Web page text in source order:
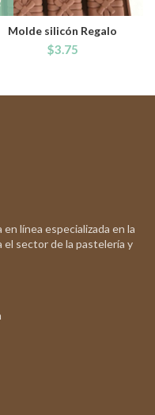
Molde silicón Regalo
$3.75
línea especializada en la
sector de la pastelería y